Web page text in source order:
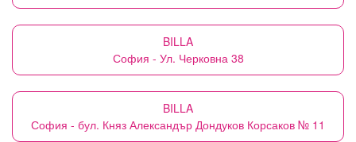
BILLA
София - Ул. Черковна 38
BILLA
София - бул. Княз Александър Дондуков Корсаков № 11